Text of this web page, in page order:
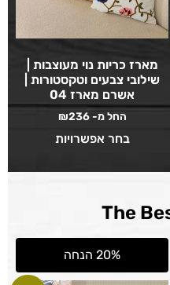
מארז כריות נוי מעוצבות |
שילובי צבעים וטקסטורות |
אשרם מארז 04
החל מ- ₪236
בחר אפשרויות
The
20% הנחה